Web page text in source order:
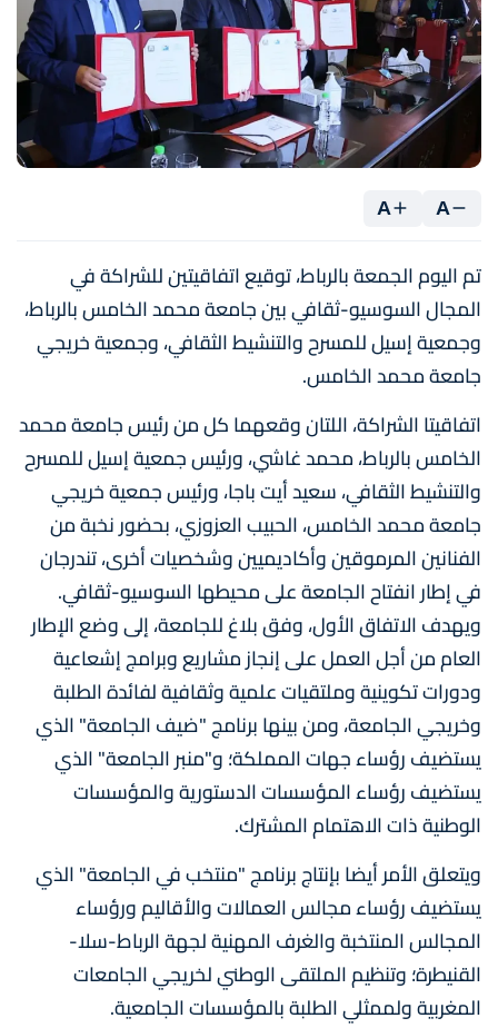
A
A
تم اليوم الجمعة بالرباط، توقيع اتفاقيتين للشراكة في
المجال السوسيو-ثقافي بين جامعة محمد الخامس بالرباط،
وجمعية إسيل للمسرح والتنشيط الثقافي، وجمعية خريجي
جامعة محمد الخامس.
اتفاقيتا الشراكة، اللتان وقعهما كل من رئيس جامعة محمد
الخامس بالرباط، محمد غاشي، ورئيس جمعية إسيل للمسرح
والتنشيط الثقافي، سعيد أيت باجا، ورئيس جمعية خريجي
جامعة محمد الخامس، الحبيب العزوزي، بحضور نخبة من
الفنانين المرموقين وأكاديميين وشخصيات أخرى، تندرجان
في إطار انفتاح الجامعة على محيطها السوسيو-ثقافي.
ويهدف الاتفاق الأول، وفق بلاغ للجامعة، إلى وضع الإطار
العام من أجل العمل على إنجاز مشاريع وبرامج إشعاعية
ودورات تكوينية وملتقيات علمية وثقافية لفائدة الطلبة
وخريجي الجامعة، ومن بينها برنامج "ضيف الجامعة" الذي
يستضيف رؤساء جهات المملكة؛ و"منبر الجامعة" الذي
يستضيف رؤساء المؤسسات الدستورية والمؤسسات
الوطنية ذات الاهتمام المشترك.
ويتعلق الأمر أيضا بإنتاج برنامج "منتخب في الجامعة" الذي
يستضيف رؤساء مجالس العمالات والأقاليم ورؤساء
المجالس المنتخبة والغرف المهنية لجهة الرباط-سلا-
القنيطرة؛ وتنظيم الملتقى الوطني لخريجي الجامعات
المغربية ولممثلي الطلبة بالمؤسسات الجامعية.